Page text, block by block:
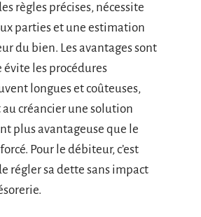
règles précises, nécessite
parties et une estimation
du bien. Les avantages sont
les procédures
longues et coûteuses,
créancier une solution
plus avantageuse que le
Pour le débiteur, c’est
régler sa dette sans impact